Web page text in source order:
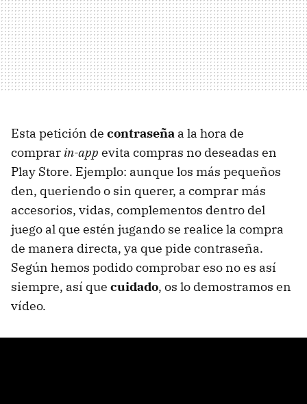
Esta petición de contraseña a la hora de
comprar in-app evita compras no deseadas en
Play Store. Ejemplo: aunque los más pequeños
den, queriendo o sin querer, a comprar más
accesorios, vidas, complementos dentro del
juego al que estén jugando se realice la compra
de manera directa, ya que pide contraseña.
Según hemos podido comprobar eso no es así
siempre, así que cuidado, os lo demostramos en
vídeo.